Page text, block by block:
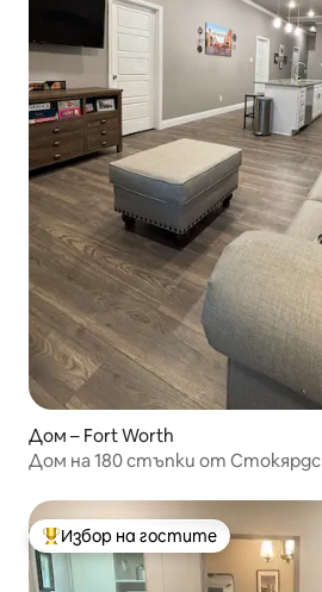
Дом – Fort Worth
Дом на 180 стъпки от Стокярдс
Най-популярен избор на гостите
Избор на гостите